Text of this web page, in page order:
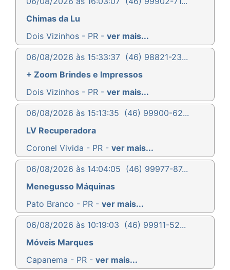
Chimas da Lu
Dois Vizinhos - PR - ver mais...
06/08/2026 às 15:33:37 (46) 98821-23...
+ Zoom Brindes e Impressos
Dois Vizinhos - PR - ver mais...
06/08/2026 às 15:13:35 (46) 99900-62...
LV Recuperadora
Coronel Vivida - PR - ver mais...
06/08/2026 às 14:04:05 (46) 99977-87...
Menegusso Máquinas
Pato Branco - PR - ver mais...
06/08/2026 às 10:19:03 (46) 99911-52...
Móveis Marques
Capanema - PR - ver mais...